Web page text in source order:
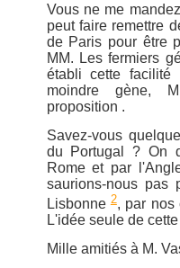
Vous ne me
peut faire remettre
de Paris pour être
MM. Les fermiers
établi cette
moindre gène,
proposition .
Savez-vous
du Portugal ? On
Rome et par
saurions-nous pas
Lisbonne2, par nos
L'idée seule de
Mille amitiés à M.